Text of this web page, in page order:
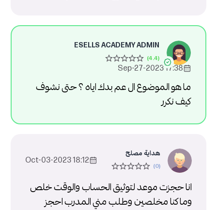
ESELLS ACADEMY ADMIN
17:38 2023-Sep-27
ما هو الموضوع ال عم بدك اياه ؟ حتى نشوف
كيف نكرر
هداية مصلح
18:12 2023-Oct-03
انا حجزت موعد لتوثيق الحساب والوقت خلص
وما كنا مخلصين وطلب مني المدرب احجز